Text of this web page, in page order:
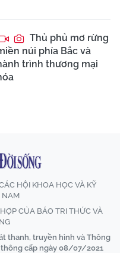
Thủ phủ mơ rừng
núi phía Bắc và
trình thương mại
HỘI KHOA HỌC VÀ KỸ
NAM
CỦA BÁO TRI THỨC VÀ
thanh, truyền hình và Thông
cấp ngày 08/07/2021